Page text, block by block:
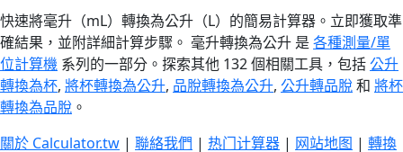
快速將毫升（mL）轉換為公升（L）的簡易計算器。立即獲取準
確結果，並附詳細計算步驟。 毫升轉換為公升 是 各種測量/單
位計算機 系列的一部分。探索其他 132 個相關工具，包括公升
轉換為杯, 將杯轉換為公升, 品脫轉換為公升, 公升轉品脫和 將杯
轉換為品脫 。
關於 Calculator.tw | 聯絡我們 | 热门计算器 | 网站地图 | 轉換